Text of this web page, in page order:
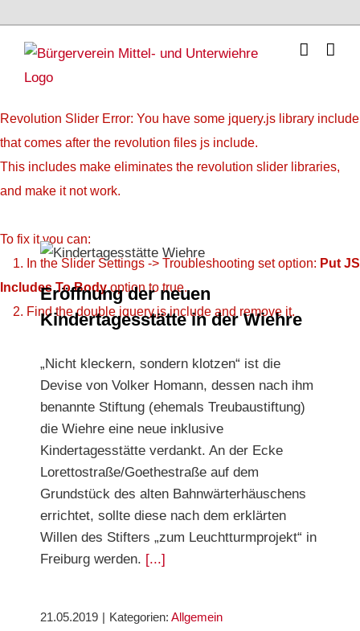
content
Revolution Slider Error: You have some jquery.js library include
that comes after the revolution files js include.
This includes make eliminates the revolution slider libraries,
and make it not work.
To fix it you can:
1. In the Slider Settings -> Troubleshooting set option: Put JS
Includes To Bodyoption to true.
2. Find the double jquery.js include and remove it.
Eröffnung der neuen Kindertagesstätte in der
Eröffnung der neuen
Kindertagesstätte in der Wiehre
„Nicht kleckern, sondern klotzen“ ist die
Devise von Volker Homann, dessen nach ihm
benannte Stiftung (ehemals Treubaustiftung)
die Wiehre eine neue inklusive
Kindertagesstätte verdankt. An der Ecke
Lorettostraße/Goethestraße auf dem
Grundstück des alten Bahnwärterhäuschens
errichtet, sollte diese nach dem erklärten
Willen des Stifters „zum Leuchtturmprojekt“ in
Freiburg werden. [...]
21.05.2019 | Kategorien: Allgemein